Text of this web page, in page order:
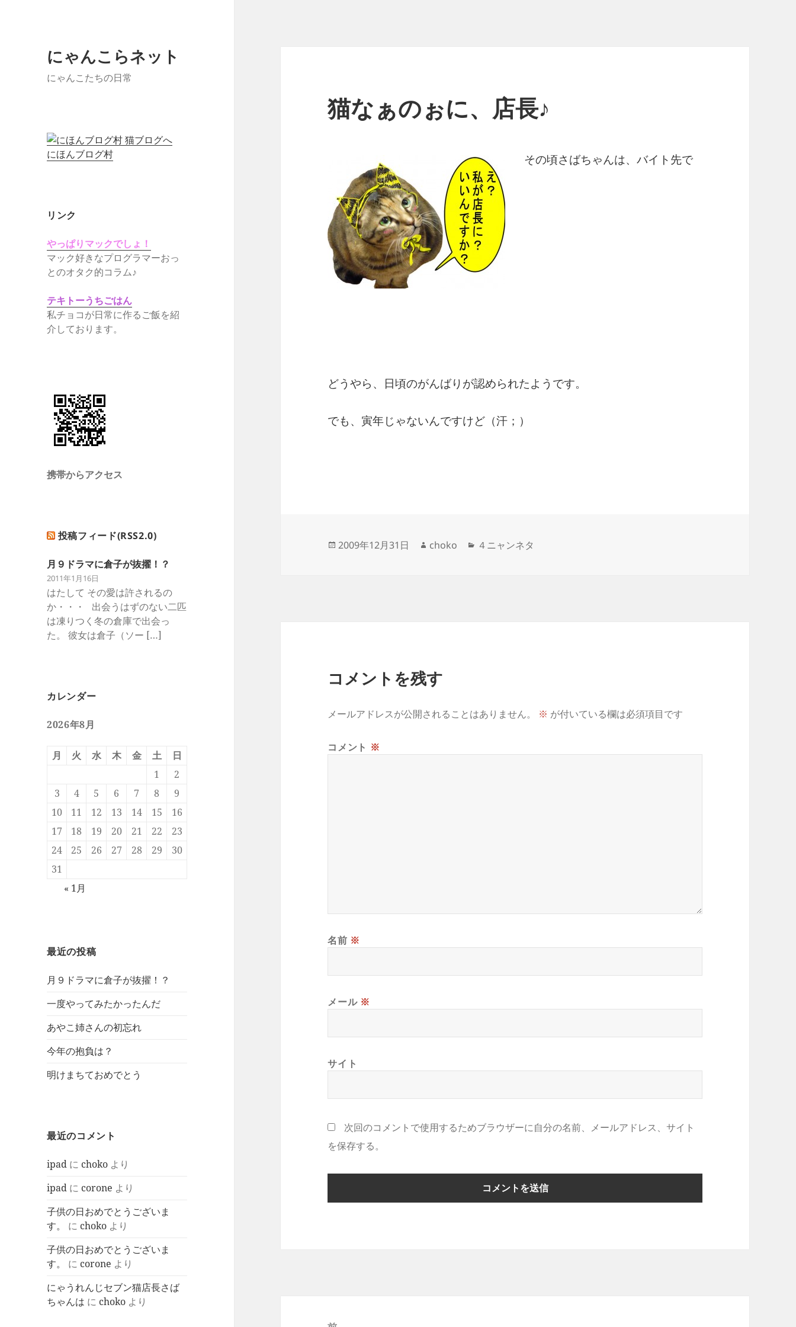
にゃんこらネット
にゃんこたちの日常
にほんブログ村
リンク
やっぱりマックでしょ！
マック好きなプログラマーおっ
とのオタク的コラム♪
テキトーうちごはん
私チョコが日常に作るご飯を紹
介しております。
携帯からアクセス
投稿フィード(RSS2.0)
月９ドラマに倉子が抜擢！？
2011年1月16日
はたして その愛は許されるの
か・・・ 出会うはずのない二匹
は凍りつく冬の倉庫で出会っ
た。 彼女は倉子（ソー […]
カレンダー
2026年8月
月 火 水 木 金 土
日
1
2
3
4 5 6 7 8
9
10
11 12 13 14 15
16
17
18 19 20 21 22
23
24
25 26 27 28 29
30
31
« 1月
最近の投稿
月９ドラマに倉子が抜擢！？
一度やってみたかったんだ
あやこ姉さんの初忘れ
今年の抱負は？
明けまちておめでとう
最近のコメント
ipad に choko より
ipad に corone より
子供の日おめでとうございま
す。
に choko より
子供の日おめでとうございま
す。
に corone より
にゃうれんじセブン猫店長さば
ちゃんは に choko より
猫なぁのぉに、店長♪
その頃さばちゃんは、バイト先で
どうやら、日頃のがんばりが認められたようです。
でも、寅年じゃないんですけど（汗；）
投
2009年12月31日
作
choko
カ
４ニャンネタ
コメントを残す
メールアドレスが公開されることはありません。 ※ が付いている欄は必須項目です
コメント ※
名前 ※
メール ※
サイト
次回のコメントで使用するためブラウザーに自分の名前、メールアドレス、サイト
を保存する。